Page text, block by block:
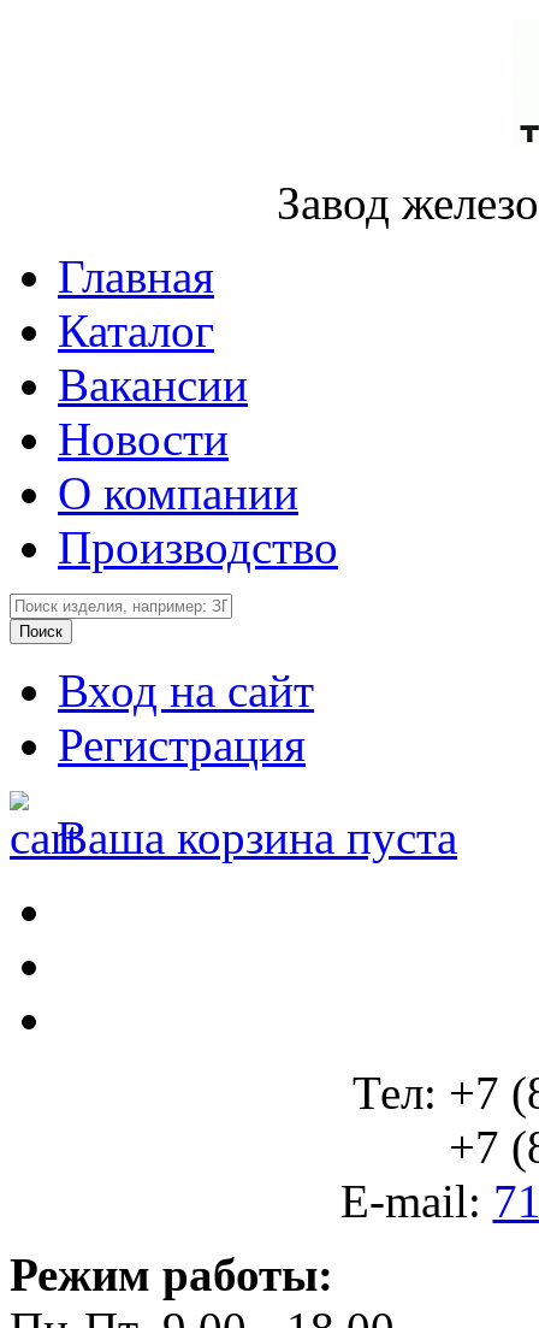
Завод
Главная
Каталог
Вакансии
Новости
О компании
Производство
Вход на сайт
Регистрация
Ваша корзина пуста
Тел: +7
+7
E-mail:
Режим работы: